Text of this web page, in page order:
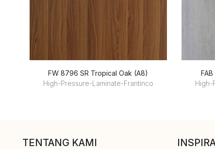
FW 8796 SR Tropical Oak (A8)
High-Pressure-Laminate-Frantinco
High-
TENTANG KAMI